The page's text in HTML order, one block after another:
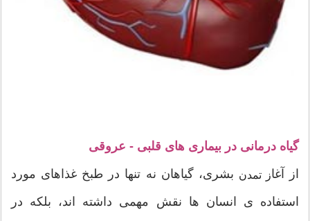
گیاه درمانی در بیماری های قلبی - عروقی
از آغاز تمدن بشری، گیاهان نه تنها در طبخ غذاهای مورد
استفاده ی انسان ها نقش مهمی داشته اند، بلکه در